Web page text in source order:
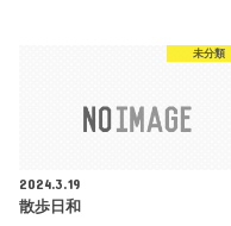
未分類
2024.3.19
散歩日和